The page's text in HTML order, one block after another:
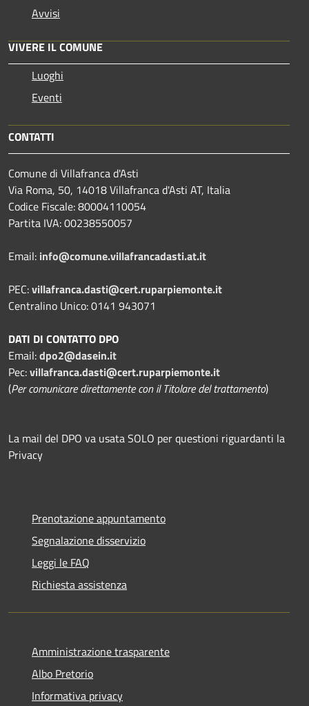
Avvisi
VIVERE IL COMUNE
Luoghi
Eventi
CONTATTI
Comune di Villafranca d'Asti
Via Roma, 50, 14018 Villafranca d'Asti AT, Italia
Codice Fiscale: 80004110054
Partita IVA: 00238550057
Email: info@comune.villafrancadasti.at.it
PEC:villafranca.dasti@cert.ruparpiemonte.it
Centralino Unico: 0141 943071
DATI DI CONTATTO DPO
Email:dpo2@dasein.it
Pec:villafranca.dasti@cert.ruparpiemonte.it
(Per comunicare direttamente con il Titolare del trattamento)
La mail del DPO va usata SOLO per questioni riguardanti la
Privacy
Prenotazione appuntamento
Segnalazione disservizio
Leggi le FAQ
Richiesta assistenza
Amministrazione trasparente
Albo Pretorio
Informativa privacy